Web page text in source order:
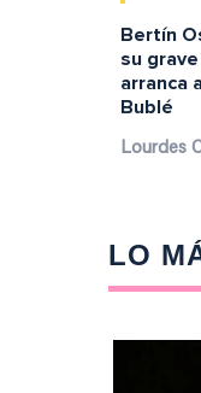
Bertín
su
arranca
Bublé
Lourdes
LO